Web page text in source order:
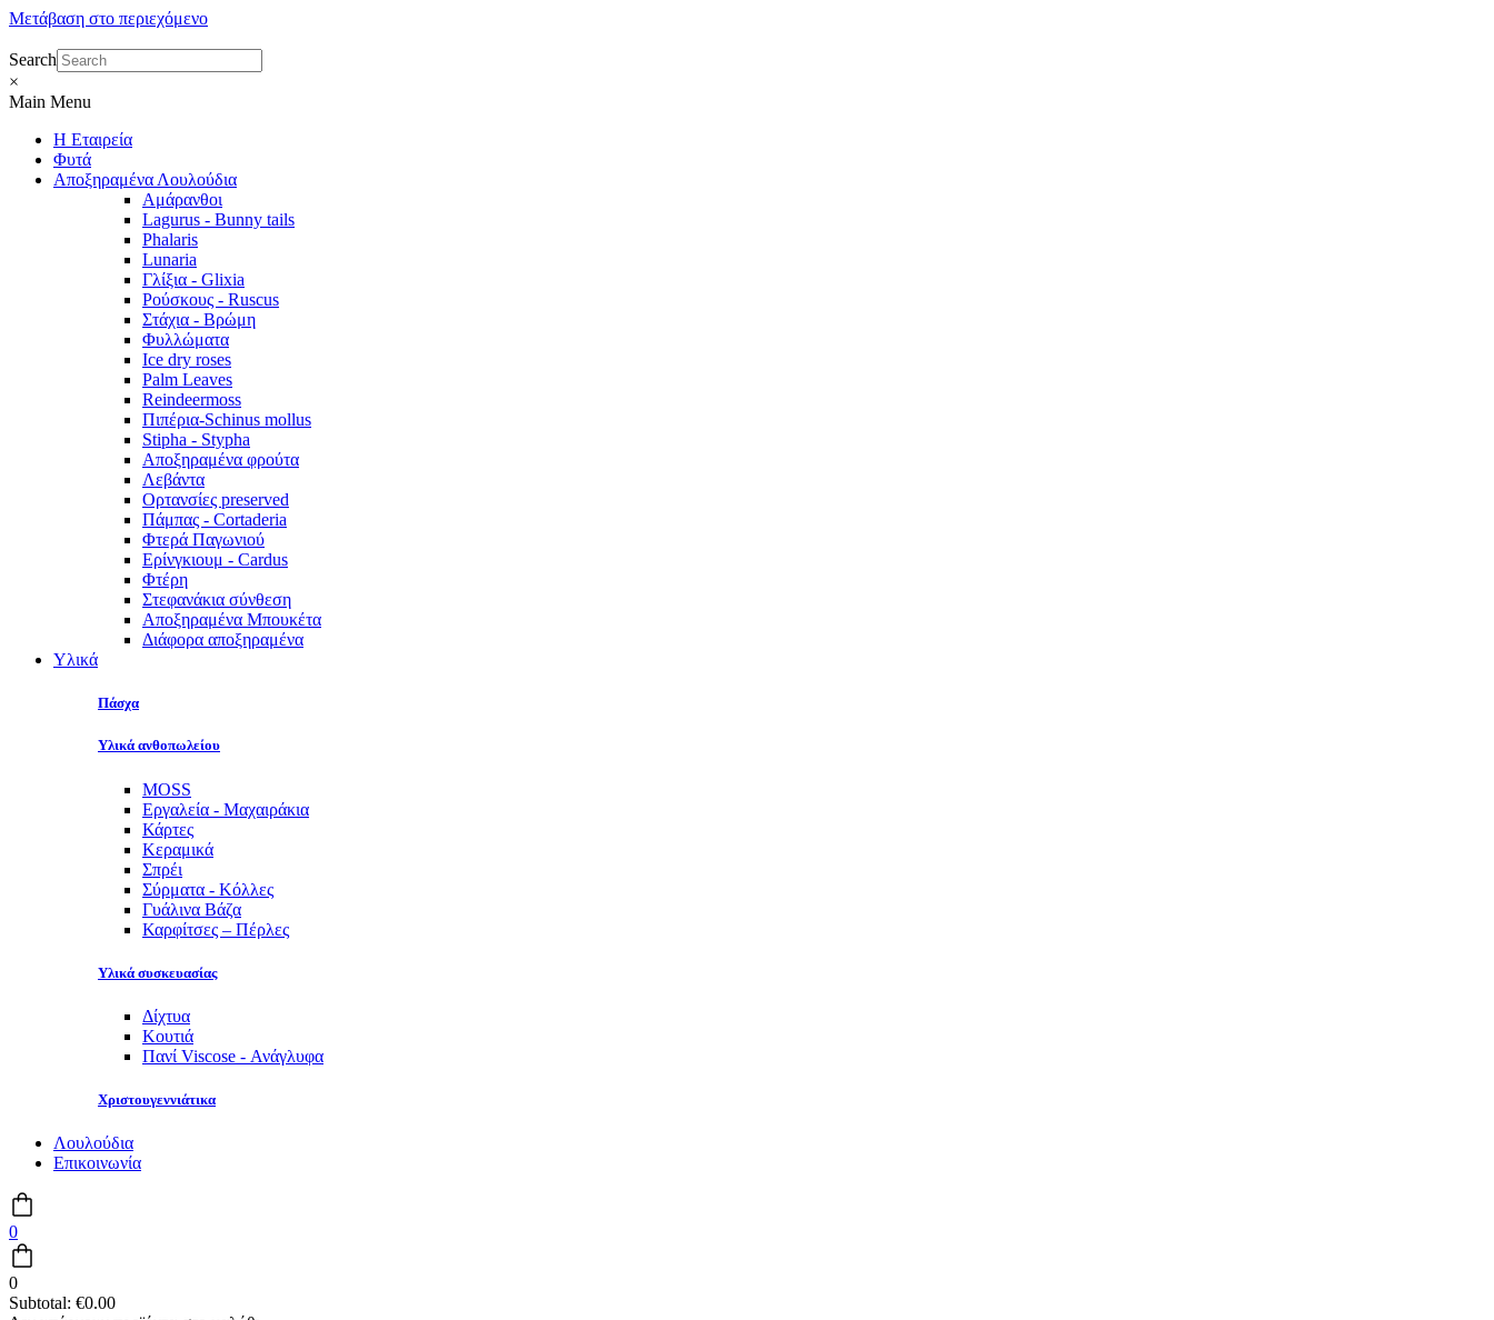
Μετάβαση στο περιεχόμενο
Search
×
Main Menu
Η Εταιρεία
Φυτά
Αποξηραμένα Λουλούδια
Αμάρανθοι
Lagurus - Bunny tails
Phalaris
Lunaria
Γλίξια - Glixia
Ρούσκους - Ruscus
Στάχια - Βρώμη
Φυλλώματα
Ice dry roses
Palm Leaves
Reindeermoss
Πιπέρια-Schinus mollus
Stipha - Stypha
Αποξηραμένα φρούτα
Λεβάντα
Ορτανσίες preserved
Πάμπας - Cortaderia
Φτερά Παγωνιού
Ερίνγκιουμ - Cardus
Φτέρη
Στεφανάκια σύνθεση
Αποξηραμένα Μπουκέτα
Διάφορα αποξηραμένα
Υλικά
Πάσχα
Υλικά ανθοπωλείου
MOSS
Εργαλεία - Μαχαιράκια
Κάρτες
Κεραμικά
Σπρέι
Σύρματα - Κόλλες
Γυάλινα Βάζα
Καρφίτσες – Πέρλες
Υλικά συσκευασίας
Δίχτυα
Κουτιά
Πανί Viscose - Ανάγλυφα
Χριστουγεννιάτικα
Λουλούδια
Επικοινωνία
0
0
Subtotal: €0.00